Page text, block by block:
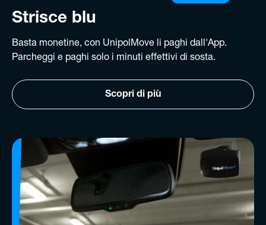
Strisce blu
Basta monetine, con UnipolMove li paghi dall'App.
Parcheggi e paghi solo i minuti effettivi di sosta.
Scopri di più